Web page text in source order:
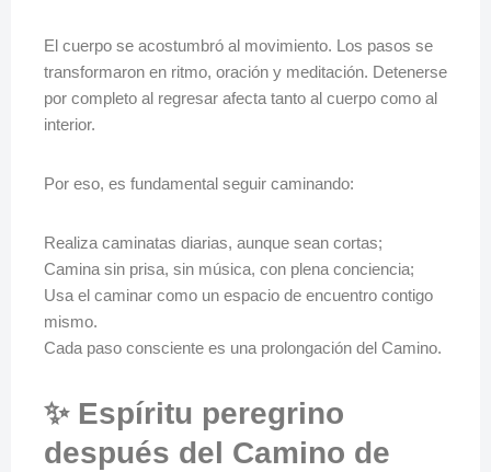
El cuerpo se acostumbró al movimiento. Los pasos se
transformaron en ritmo, oración y meditación. Detenerse
por completo al regresar afecta tanto al cuerpo como al
interior.
Por eso, es fundamental seguir caminando:
Realiza caminatas diarias, aunque sean cortas;
Camina sin prisa, sin música, con plena conciencia;
Usa el caminar como un espacio de encuentro contigo
mismo.
Cada paso consciente es una prolongación del Camino.
✨ Espíritu peregrino
después del Camino de